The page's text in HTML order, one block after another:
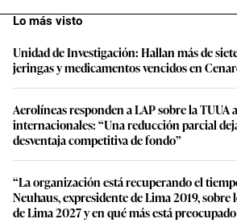
Lo más visto
Unidad de Investigación: Hallan más de
jeringas y medicamentos vencidos en
Aerolíneas responden a LAP sobre la TUUA
internacionales: “Una reducción parcial
desventaja competitiva de fondo”
“La organización está recuperando el
Neuhaus, expresidente de Lima 2019, sobre
de Lima 2027 y en qué más está